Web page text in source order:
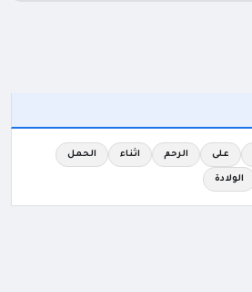
على الرحم اثناء الحمل
الولادة